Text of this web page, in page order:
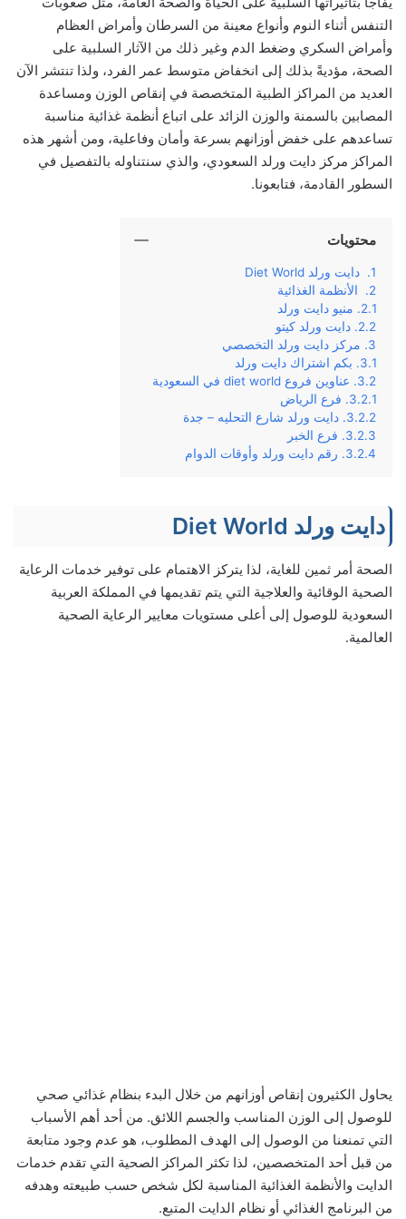
التنفس أثناء النوم وأنواع معينة من السرطان وأمراض العظام
وأمراض السكري وضغط الدم وغير ذلك من الآثار السلبية على
الصحة، مؤديةً بذلك إلى انخفاض متوسط عمر الفرد، ولذا تنتشر الآن
العديد من المراكز الطبية المتخصصة في إنقاص الوزن ومساعدة
المصابين بالسمنة والوزن الزائد على اتباع أنظمة غذائية مناسبة
تساعدهم على خفض أوزانهم بسرعة وأمان وفاعلية، ومن أشهر هذه
المراكز مركز دايت ورلد السعودي، والذي سنتناوله بالتفصيل في
السطور القادمة، فتابعونا.
محتويات
دايت ورلد Diet World
الأنظمة الغذائية
منيو دايت ورلد
دايت ورلد كيتو
مركز دايت ورلد التخصصي
بكم اشتراك دايت ورلد
عناوين فروع diet world في السعودية
فرع الرياض
دايت ورلد شارع التحليه – جدة
فرع الخبر
رقم دايت ورلد وأوقات الدوام
دايت ورلد Diet World
الصحة أمر ثمين للغاية، لذا يتركز الاهتمام على توفير خدمات الرعاية
الصحية الوقائية والعلاجية التي يتم تقديمها في المملكة العربية
السعودية للوصول إلى أعلى مستويات معايير الرعاية الصحية
العالمية.
يحاول الكثيرون إنقاص أوزانهم من خلال البدء بنظام غذائي صحي
للوصول إلى الوزن المناسب والجسم اللائق. من أحد أهم الأسباب
التي تمنعنا من الوصول إلى الهدف المطلوب، هو عدم وجود متابعة
من قبل أحد المتخصصين، لذا تكثر المراكز الصحية التي تقدم خدمات
الدايت والأنظمة الغذائية المناسبة لكل شخص حسب طبيعته وهدفه
من البرنامج الغذائي أو نظام الدايت المتبع.